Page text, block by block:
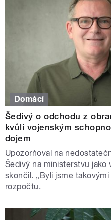
Domácí
Šedivý o odchodu z
kvůli vojenským
dojem
Upozorňoval na
Šedivý na ministerstvu
skončil. „Byli jsme
rozpočtu.